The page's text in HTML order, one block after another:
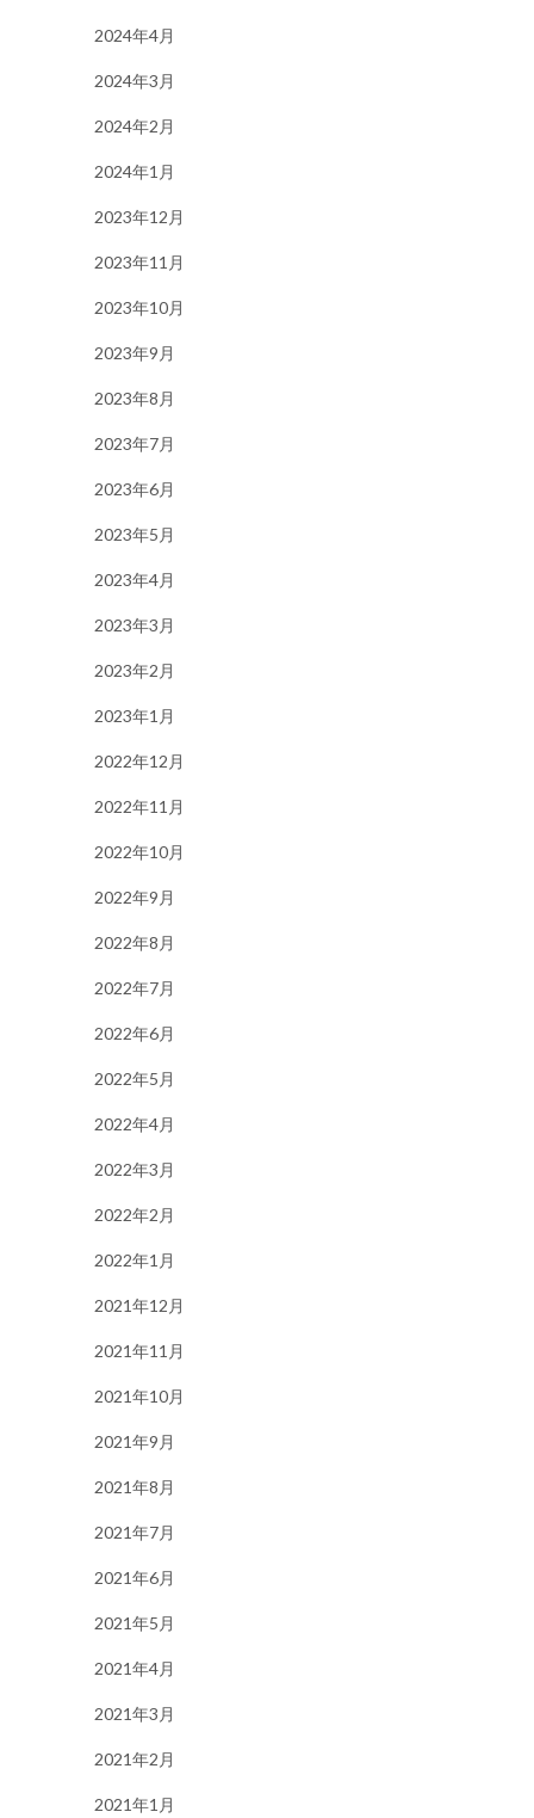
2024年4月
2024年3月
2024年2月
2024年1月
2023年12月
2023年11月
2023年10月
2023年9月
2023年8月
2023年7月
2023年6月
2023年5月
2023年4月
2023年3月
2023年2月
2023年1月
2022年12月
2022年11月
2022年10月
2022年9月
2022年8月
2022年7月
2022年6月
2022年5月
2022年4月
2022年3月
2022年2月
2022年1月
2021年12月
2021年11月
2021年10月
2021年9月
2021年8月
2021年7月
2021年6月
2021年5月
2021年4月
2021年3月
2021年2月
2021年1月